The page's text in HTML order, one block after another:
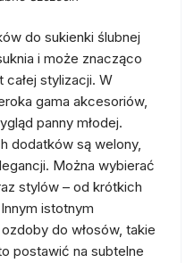
do sukienki ślubnej
i może znacząco
stylizacji. W
gama akcesoriów,
panny młodej.
dodatków są welony,
Można wybierać
stylów – od krótkich
istotnym
do włosów, takie
postawić na subtelne